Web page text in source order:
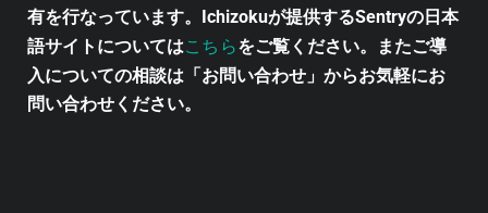
有を行なっています。Ichizokuが提供するSentryの日本
語サイトについてはこちらをご覧ください。またご導
入についての相談は「お問い合わせ」からお気軽にお
問い合わせください。